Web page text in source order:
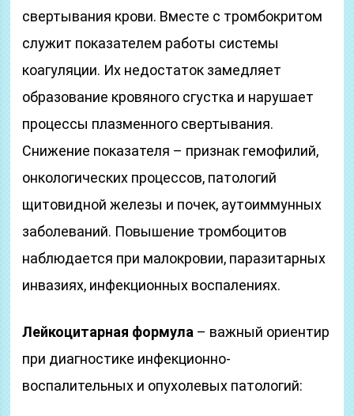
свертывания крови. Вместе с тромбокритом
служит показателем работы системы
коагуляции. Их недостаток замедляет
образование кровяного сгустка и нарушает
процессы плазменного свертывания.
Снижение показателя – признак гемофилий,
онкологических процессов, патологий
щитовидной железы и почек, аутоиммунных
заболеваний. Повышение тромбоцитов
наблюдается при малокровии, паразитарных
инвазиях, инфекционных воспалениях.
Лейкоцитарная формула – важный ориентир
при диагностике инфекционно-
воспалительных и опухолевых патологий: